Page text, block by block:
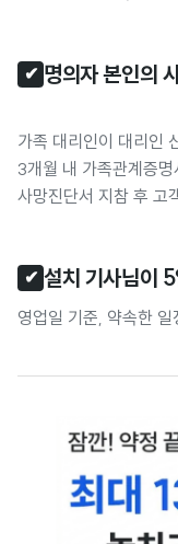
✔ 명의자 본인의
가족 대리인이 대리인
3개월 내 가족관계증명
사망진단서 지참 후 고
✔ 설치 기사님이
영업일 기준, 약속한